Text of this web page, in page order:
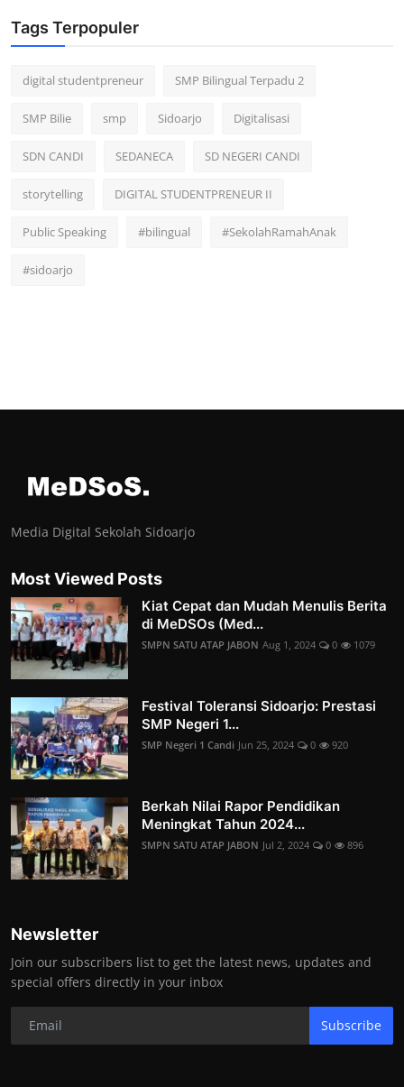
Tags Terpopuler
digital studentpreneur SMP Bilingual Terpadu 2
SMP Bilie smp Sidoarjo Digitalisasi
SDN CANDI SEDANECA SD NEGERI CANDI
storytelling DIGITAL STUDENTPRENEUR II
Public Speaking #bilingual #SekolahRamahAnak
#sidoarjo
Media Digital Sekolah Sidoarjo
Most Viewed Posts
Kiat Cepat dan Mudah Menulis Berita
di MeDSOs (Med...
SMPN SATU ATAP JABON Aug 1, 2024 0 1079
Festival Toleransi Sidoarjo: Prestasi
SMP Negeri 1...
SMP Negeri 1 Candi Jun 25, 2024 0 920
Berkah Nilai Rapor Pendidikan
Meningkat Tahun 2024...
SMPN SATU ATAP JABON Jul 2, 2024 0 896
Newsletter
Join our subscribers list to get the latest news, updates and
special offers directly in your inbox
Subscribe